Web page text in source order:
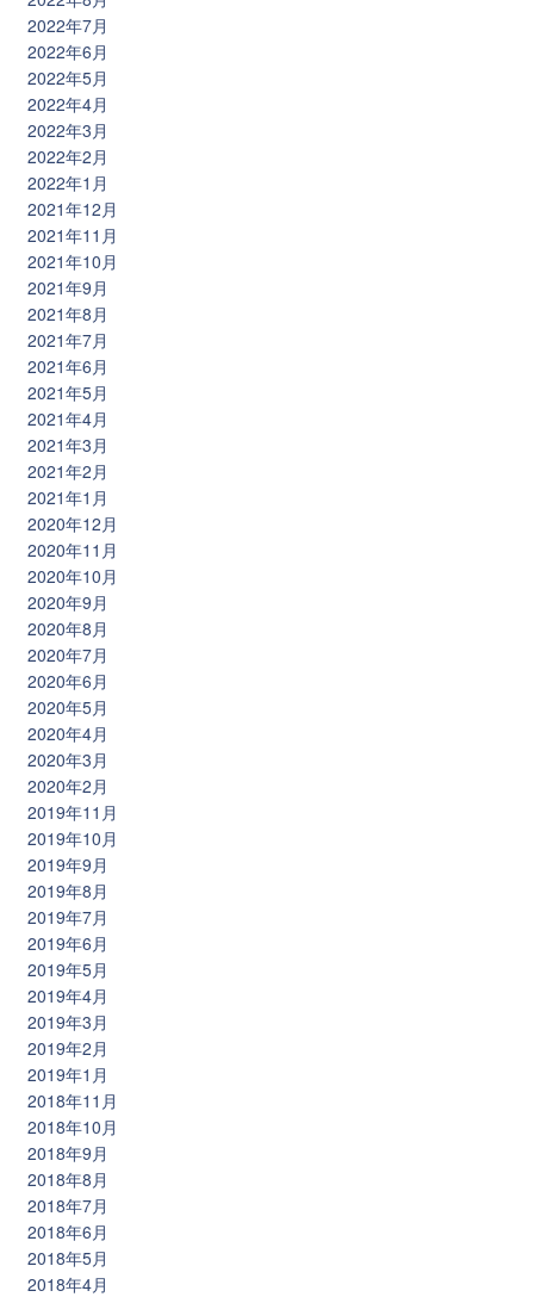
2022年7月
2022年6月
2022年5月
2022年4月
2022年3月
2022年2月
2022年1月
2021年12月
2021年11月
2021年10月
2021年9月
2021年8月
2021年7月
2021年6月
2021年5月
2021年4月
2021年3月
2021年2月
2021年1月
2020年12月
2020年11月
2020年10月
2020年9月
2020年8月
2020年7月
2020年6月
2020年5月
2020年4月
2020年3月
2020年2月
2019年11月
2019年10月
2019年9月
2019年8月
2019年7月
2019年6月
2019年5月
2019年4月
2019年3月
2019年2月
2019年1月
2018年11月
2018年10月
2018年9月
2018年8月
2018年7月
2018年6月
2018年5月
2018年4月